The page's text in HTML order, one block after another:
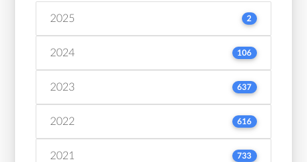
2025 2
2024 106
2023 637
2022 616
2021 733